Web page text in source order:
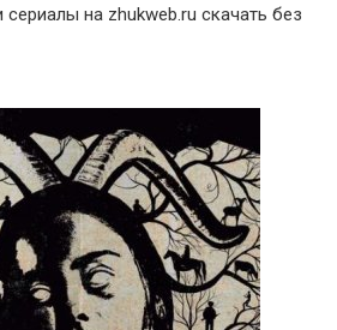
на zhukweb.ru скачать без